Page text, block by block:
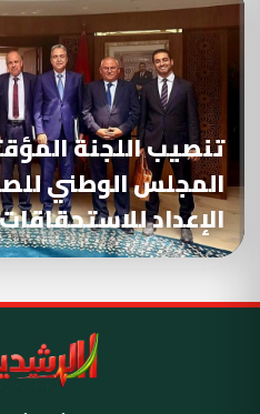
تنصيب اللجنة
المجلس الوطني
الإعداد